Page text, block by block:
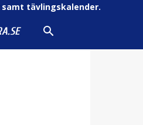
tävlingskalender.